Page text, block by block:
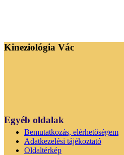
Kineziológia Vác
Egyéb oldalak
Bemutatkozás, elérhetőségem
Adatkezelési tájékoztató
Oldaltérkép